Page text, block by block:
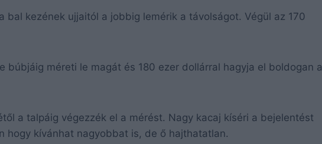
bal kezének ujjaitól a jobbig lemérik a távolságot. Végül az 170
búbjáig méreti le magát és 180 ezer dollárral hagyja el boldogan a
a talpáig végezzék el a mérést. Nagy kacaj kíséri a bejelentést
hogy kívánhat nagyobbat is, de ő hajthatatlan.